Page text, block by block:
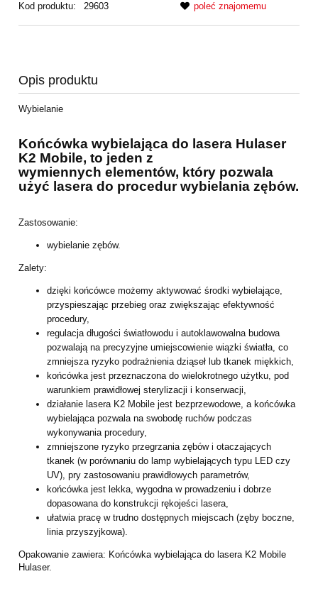
Kod produktu:
29603
poleć znajomemu
Opis produktu
Wybielanie
Końcówka wybielająca do lasera Hulaser
K2 Mobile, to jeden z
wymiennych elementów, który pozwala
użyć lasera do procedur wybielania zębów.
Zastosowanie:
wybielanie zębów.
Zalety:
dzięki końcówce możemy aktywować środki wybielające,
przyspieszając przebieg oraz zwiększając efektywność
procedury,
regulacja długości światłowodu i autoklawowalna budowa
pozwalają na precyzyjne umiejscowienie wiązki światła, co
zmniejsza ryzyko podrażnienia dziąseł lub tkanek miękkich,
końcówka jest przeznaczona do wielokrotnego użytku, pod
warunkiem prawidłowej sterylizacji i konserwacji,
działanie lasera K2 Mobile jest bezprzewodowe, a końcówka
wybielająca pozwala na swobodę ruchów podczas
wykonywania procedury,
zmniejszone ryzyko przegrzania zębów i otaczających
tkanek (w porównaniu do lamp wybielających typu LED czy
UV), pry zastosowaniu prawidłowych parametrów,
końcówka jest lekka, wygodna w prowadzeniu i dobrze
dopasowana do konstrukcji rękojeści lasera,
ułatwia pracę w trudno dostępnych miejscach (zęby boczne,
linia przyszyjkowa).
Opakowanie zawiera: Końcówka wybielająca do lasera K2 Mobile
Hulaser.